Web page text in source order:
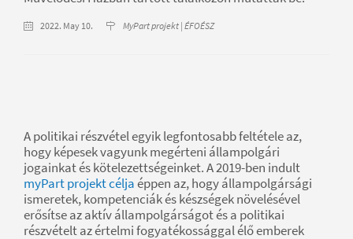
2022. May 10. MyPart projekt | ÉFOÉSZ
A politikai részvétel egyik legfontosabb feltétele az,
hogy képesek vagyunk megérteni állampolgári
jogainkat és kötelezettségeinket. A 2019-ben indult
myPart projekt céljaéppen az, hogy állampolgársági
ismeretek, kompetenciák és készségek növelésével
erősítse az aktív állampolgárságot és a politikai
részvételt az értelmi fogyatékossággal élő emberek